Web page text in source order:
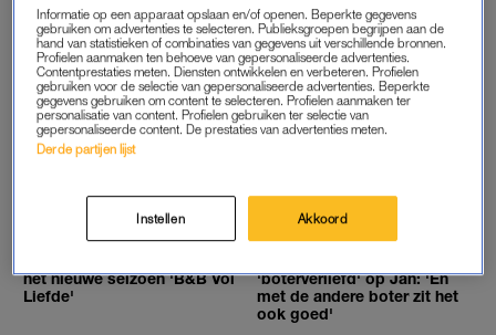
Els vraagt Robert Jan wat hij
van haar vindt in 'B&B Vol
Liefde': 'Valt het mee?'
'B&B Vol Ongemak': deze
hilarische imitatie van Jelka
van Houten en Henry van
Loon moet je even zien
ADVERTORIAL
Jolanda reisde naar een
afgelegen eiland voor de
KIJKTIP
Presentator Art Rooijakkers
WORD JE BLIJ VAN
het nieuwe seizoen 'B&B Vol
Liefde'
INTERVIEW
'boterverliefd' op Jan: 'En
met de andere boter zit het
ook goed'
Informatie op een apparaat opslaan en/of openen. Beperkte gegevens
gebruiken om advertenties te selecteren. Publieksgroepen begrijpen aan de
hand van statistieken of combinaties van gegevens uit verschillende bronnen.
Profielen aanmaken ten behoeve van gepersonaliseerde advertenties.
Contentprestaties meten. Diensten ontwikkelen en verbeteren. Profielen
gebruiken voor de selectie van gepersonaliseerde advertenties. Beperkte
gegevens gebruiken om content te selecteren. Profielen aanmaken ter
personalisatie van content. Profielen gebruiken ter selectie van
gepersonaliseerde content. De prestaties van advertenties meten.
Derde partijen lijst
Instellen Akkoord